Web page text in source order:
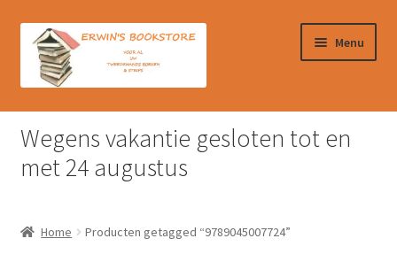
door
naar
naar
Menu
Home
Afrekenen
Wegens vakantie gesloten tot en
met 24 augustus
Home Producten getagged “9789045007724”